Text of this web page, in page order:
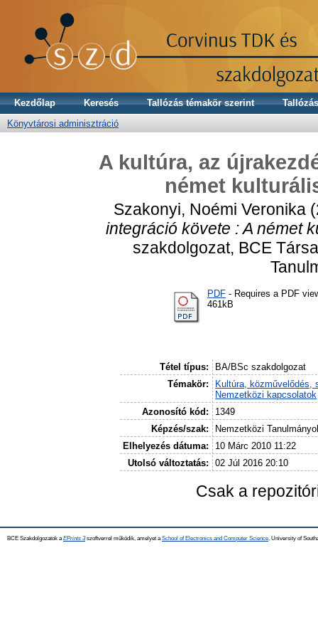
Kezdőlap Keresés Tallózás témakör szerint
Könyvtárosi adminisztráció
A kultúra, az
német
Szakonyi, Noémi Veronika
integráció követe : A német
szakdolgozat, BCE
PDF - Requires a PDF
461kB
Tétel típus:
BA/BSc szakdolgozat
Témakör:
Kultúra, közművelődés,
Nemzetközi kapcsolatok
Azonosító kód:
1349
Képzés/szak:
Nemzetközi
Elhelyezés dátuma:
10 Márc 2010 11:22
Utolsó változtatás:
02 Júl 2016 20:10
Csak a
BCE Szakdolgozatok a EPrints 3szoftverrel működik, amelyet a School of Electronics and Computer Science, University of